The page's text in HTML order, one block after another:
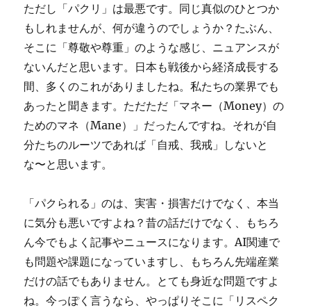
ただし「パクリ」は最悪です。同じ真似のひとつか
もしれませんが、何が違うのでしょうか？たぶん、
そこに「尊敬や尊重」のような感じ、ニュアンスが
ないんだと思います。日本も戦後から経済成長する
間、多くのこれがありましたね。私たちの業界でも
あったと聞きます。ただただ「マネー（Money）の
ためのマネ（Mane）」だったんですね。それが自
分たちのルーツであれば「自戒、我戒」しないと
な〜と思います。
「パクられる」のは、実害・損害だけでなく、本当
に気分も悪いですよね？昔の話だけでなく、もちろ
ん今でもよく記事やニュースになります。AI関連で
も問題や課題になっていますし、もちろん先端産業
だけの話でもありません。とても身近な問題ですよ
ね。今っぽく言うなら、やっぱりそこに「リスペク